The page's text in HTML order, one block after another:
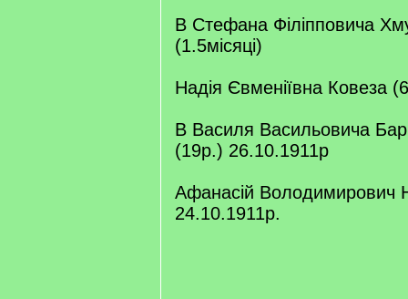
В Стефана Філіпповича
(1.5місяці)
Надія Євменіївна Ковеза
В Василя Васильовича
(19р.) 26.10.1911р
Афанасій Володимирович
24.10.1911р.